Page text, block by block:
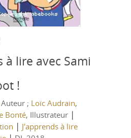
à lire avec Sami
!
Auteur ; Loïc Audrain,
Bonté, Illustrateur |
| J'apprends à lire